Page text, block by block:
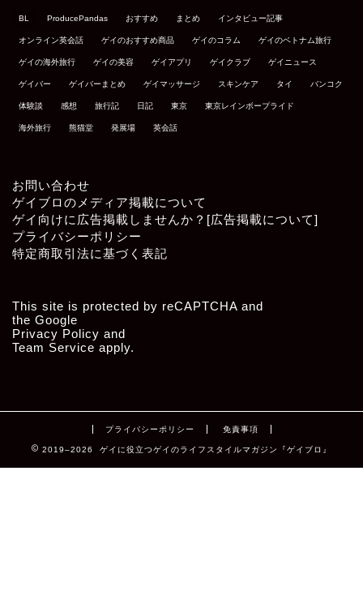
BL ProducePandas おすすめ まとめ インタビュー記事
オンライン英会話 ゲイのおすすめ商品 ゲイのコラム ゲイのベトナム旅行
ゲイの海外旅行 ゲイの美容 ゲイアプリ ゲイクラブ ゲイニュース
ゲイバー ゲイバーまとめ ゲイマッサージ スキンケア タイ バンコク
体験談 感想 旅行記 日記 東京 東京レインボープライド
海外旅行 熊猫堂 発展場 英会話
お問い合わせ
ゲイブロのメディア掲載について
ゲイ向けに広告掲載しませんか？[広告掲載について]
プライバシーポリシー
特定商取引法に基づく表記
This site is protected by reCAPTCHA and
the Google
Privacy Policy and
Team Service apply.
プライバシーポリシー 免責事項
2019–2026 ゲイに役立つゲイのライフスタイルマガジン『ゲイブロ』